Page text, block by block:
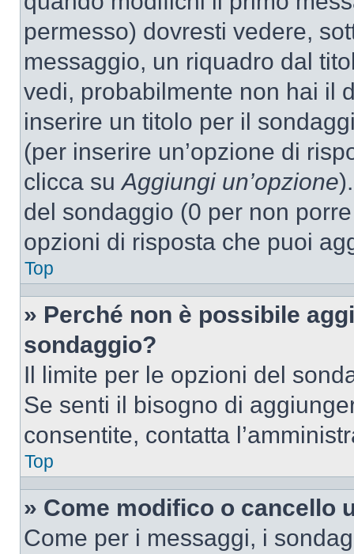
permesso) dovresti vedere,
messaggio, un riquadro dal
vedi, probabilmente non hai il
inserire un titolo per il
(per inserire un’opzione di
clicca suAggiungi un’opzione
del sondaggio (0 per non
opzioni di risposta che puoi
Top
» Perché non è possibile
sondaggio?
Il limite per le opzioni del
Se senti il bisogno di
consentite, contatta
Top
» Come modifico o cancello
Come per i messaggi, i